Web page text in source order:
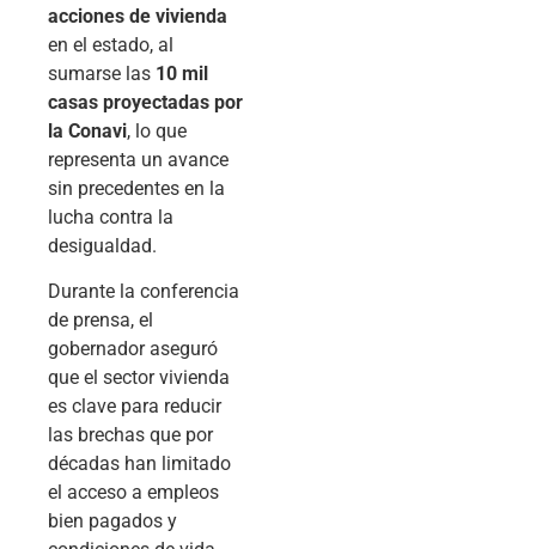
acciones de vivienda
en el estado, al
sumarse las 10 mil
casas proyectadas por
la Conavi, lo que
representa un avance
sin precedentes en la
lucha contra la
desigualdad.
Durante la conferencia
de prensa, el
gobernador aseguró
que el sector vivienda
es clave para reducir
las brechas que por
décadas han limitado
el acceso a empleos
bien pagados y